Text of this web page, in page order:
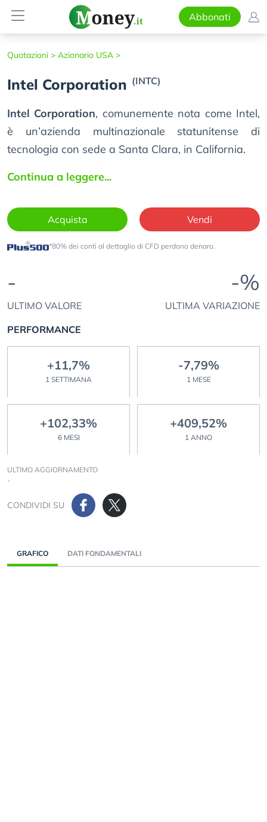
Abbonati
Quotazioni > Azionario USA >
Intel Corporation (INTC)
Intel Corporation, comunemente nota come Intel,
è un’azienda multinazionale statunitense di
tecnologia con sede a Santa Clara, in California.
Continua a leggere...
Acquista Vendi
*80% dei conti al dettaglio di CFD perdono denaro.
-
ULTIMO VALORE
-%
ULTIMA VARIAZIONE
PERFORMANCE
+11,7%
1 SETTIMANA
-7,79%
1 MESE
+102,33%
6 MESI
+409,52%
1 ANNO
ULTIMO AGGIORNAMENTO
-
CONDIVIDI SU
GRAFICO DATI FONDAMENTALI